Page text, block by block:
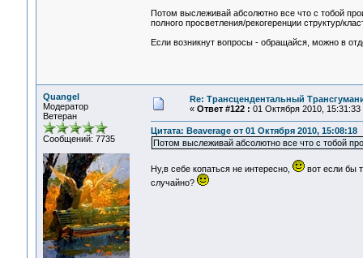
Потом выслеживай абсолютно все что с тобой
полного просветления/рекогеренции структур/
Если возникнут вопросы - обращайся, можно в
Quangel
Модератор
Ветеран
Сообщений: 7735
Re: Трансцендентальный
« Ответ #122 : 01 Октября 2010, 15:31:33
Цитата: Beaverage от 01 Октября 2010, 15:08:18
Потом выслеживай абсолютно все что с тобой
Ну,в себе копаться не интересно,
вот если бы
случайно?